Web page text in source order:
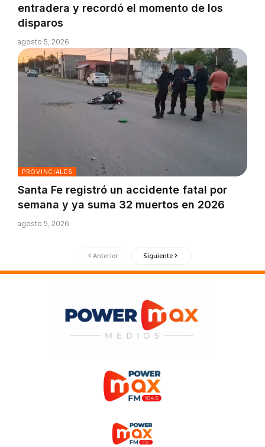
entradera y recordó el momento de los
disparos
agosto 5, 2026
PROVINCIALES
Santa Fe registró un accidente fatal por
semana y ya suma 32 muertos en 2026
agosto 5, 2026
Anterior Siguiente